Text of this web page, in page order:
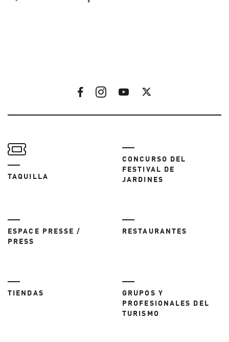
TAQUILLA
CONCURSO DEL
FESTIVAL DE
JARDINES
ESPACE PRESSE /
PRESS
RESTAURANTES
TIENDAS
GRUPOS Y
PROFESIONALES DEL
TURISMO